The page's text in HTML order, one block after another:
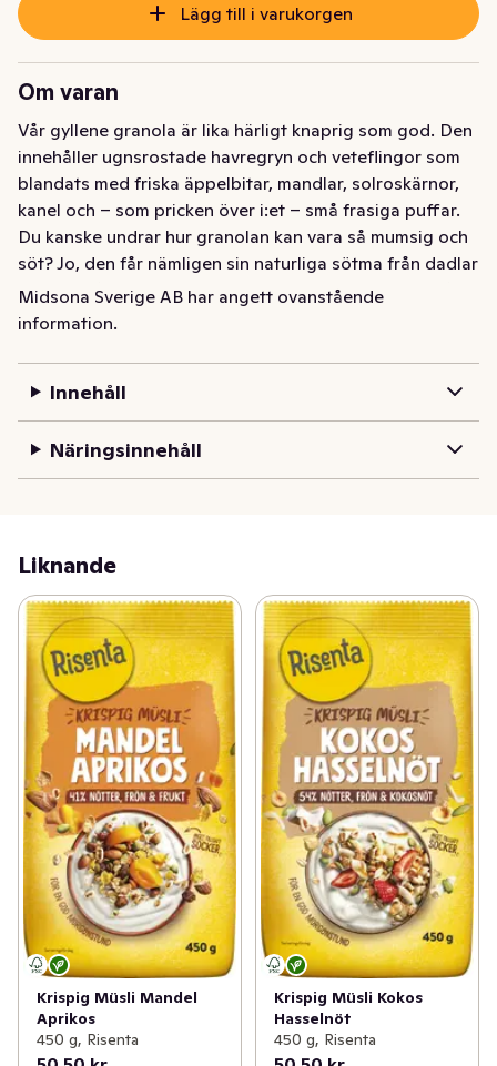
Lägg till i varukorgen
Om varan
Vår gyllene granola är lika härligt knaprig som god. Den
innehåller ugnsrostade havregryn och veteflingor som
blandats med friska äppelbitar, mandlar, solroskärnor,
kanel och – som pricken över i:et – små frasiga puffar.
Du kanske undrar hur granolan kan vara så mumsig och
söt? Jo, den får nämligen sin naturliga sötma från dadlar
som också ger en lite rund och karamelliserad ton. Vår
granola har självklart inga tillsatser, däremot en hel del
härlig smak!
Midsona Sverige AB har angett ovanstående
information.
Innehåll
Näringsinnehåll
Liknande
Krispig Müsli Mandel
Aprikos
450 g, Risenta
Krispig Müsli Kokos
Hasselnöt
450 g, Risenta